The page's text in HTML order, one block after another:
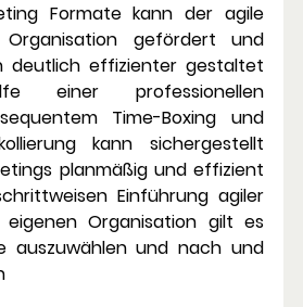
Formate kann der agile
gefördert und
deutlich effizienter gestaltet
einer professionellen
Time-Boxing und
kann sichergestellt
planmäßig und effizient
Einführung agiler
Organisation gilt es
auszuwählen und nach und